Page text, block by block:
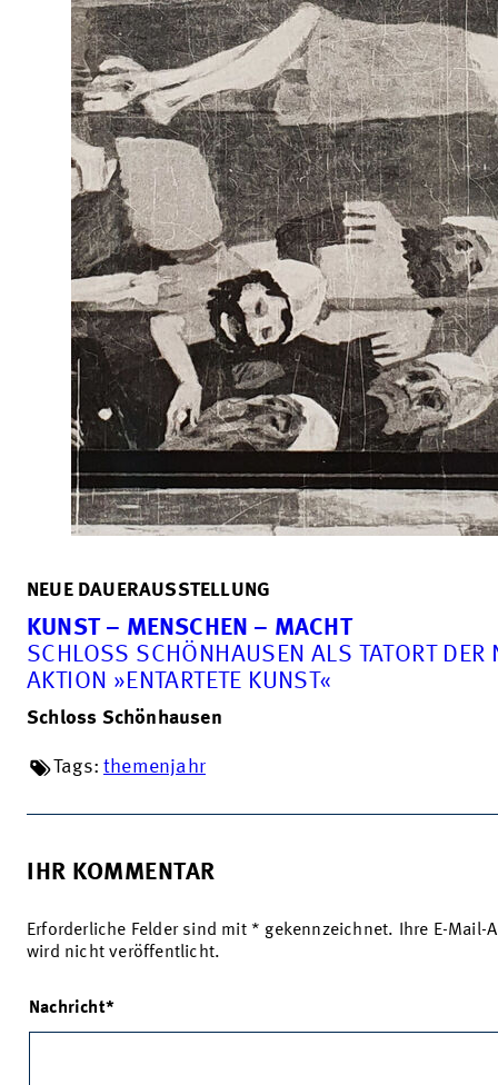
NEUE DAUERAUSSTELLUNG
KUNST – MENSCHEN – MACHT
SCHLOSS SCHÖNHAUSEN ALS TATORT DER
AKTION »ENTARTETE KUNST«
Schloss Schönhausen
Tags: themenjahr
IHR KOMMENTAR
Erforderliche Felder sind mit * gekennzeichnet. Ihre E-Mail-
wird nicht veröffentlicht.
Nachricht